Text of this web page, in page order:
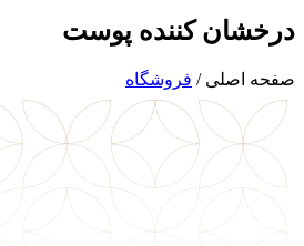
درخشان کننده پوست
صفحه اصلی / فروشگاه